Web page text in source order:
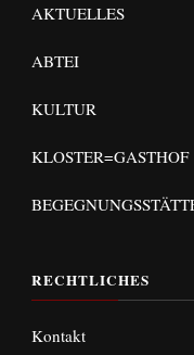
AKTUELLES
ABTEI
KULTUR
KLOSTER=GASTHOF
RECHTLICHES
Kontakt